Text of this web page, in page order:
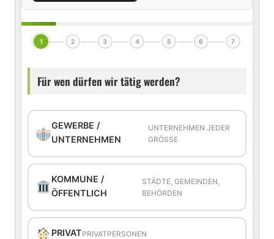
1 2 3 4 5 6 7
Für wen dürfen wir tätig werden?
GEWERBE /
UNTERNEHMEN
UNTERNEHMEN JEDER
GRÖSSE
KOMMUNE /
ÖFFENTLICH
STÄDTE, GEMEINDEN,
BEHÖRDEN
PRIVATPRIVATPERSONEN